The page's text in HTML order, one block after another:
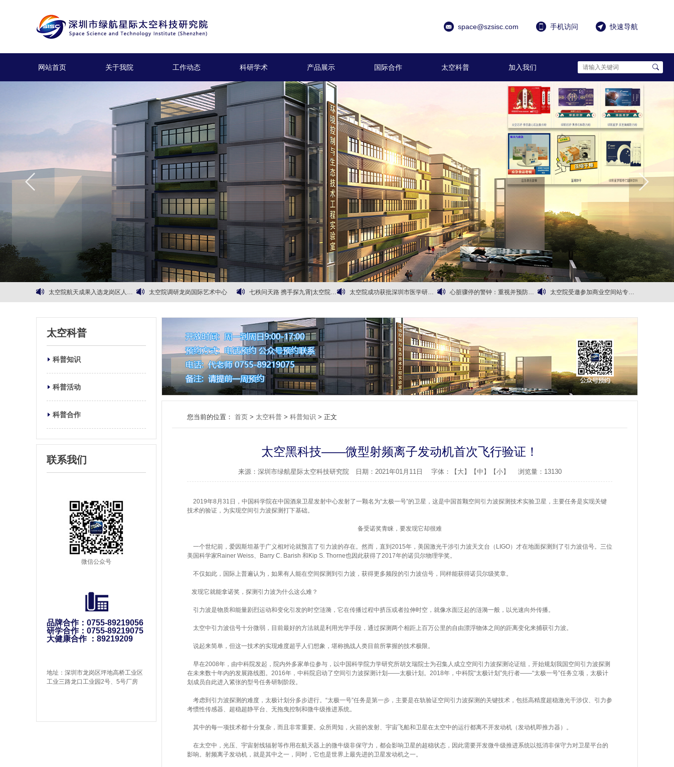
space@szsisc.com 手机访问 快速导航
网站首页 关于我院 工作动态 科研学术 产品展示 国际合作 太空科普 加入我们
太空院航天成果入选龙岗区人民政府智汇展厅 太空院调研龙岗国际艺术中心 七秩问天路 携手探九霄|太空院热烈开展2026年中国航天日主题活动 太空院成功获批深圳市医学研究专项资金依托单位 心脏骤停的警钟：重视并预防心血管健康问题 太空院受邀参加商业空间站专家会议
“绿航星际”太空科普参观活动 航天器环控生保系统漫谈 先进超声技术在极端环境应用高峰论坛专家报告摘录（一） “质”能分析，“谱”写真相 来杯太空精酿？ 我院与深圳市龙岗中心医院签署战略合作框架协议
太空科普
科普知识
科普活动
科普合作
联系我们
微信公众号
品牌合作：0755-89219056
研学合作：0755-89219075
大健康合作 ：89219209
地址：深圳市龙岗区坪地高桥工业区
工业三路龙口工业园2号、5号厂房
您当前的位置： 首页 > 太空科普 > 科普知识 > 正文
太空黑科技——微型射频离子发动机首次飞行验证！
来源：深圳市绿航星际太空科技研究院 日期：2021年01月11日 字体： 【大】 【中】 【小】 浏览量：13130
2019年8月31日，中国科学院在中国酒泉卫星发射中心发射了一颗名为“太极一号”的卫星，这是中国首颗空间引力波探测技术实验卫星，主要任务是实现关键
技术的验证，为实现空间引力波探测打下基础。
备受诺奖青睐，要发现它却很难
一个世纪前，爱因斯坦基于广义相对论就预言了引力波的存在。然而，直到2015年，美国激光干涉引力波天文台（LIGO）才在地面探测到了引力波信号。三位
美国科学家Rainer Weiss、Barry C. Barish 和Kip S. Thorne也因此获得了2017年的诺贝尔物理学奖。
不仅如此，国际上普遍认为，如果有人能在空间探测到引力波，获得更多频段的引力波信号，同样能获得诺贝尔级奖章。
发现它就能拿诺奖，探测引力波为什么这么难？
引力波是物质和能量剧烈运动和变化引发的时空涟漪，它在传播过程中挤压或者拉伸时空，就像水面泛起的涟漪一般，以光速向外传播。
太空中引力波信号十分微弱，目前最好的方法就是利用光学手段，通过探测两个相距上百万公里的自由漂浮物体之间的距离变化来捕获引力波。
说起来简单，但这一技术的实现难度超乎人们想象，堪称挑战人类目前所掌握的技术极限。
早在2008年，由中科院发起，院内外多家单位参与，以中国科学院力学研究所胡文瑞院士为召集人成立空间引力波探测论证组，开始规划我国空间引力波探测
在未来数十年内的发展路线图。2016年，中科院启动了空间引力波探测计划——太极计划。2018年，中科院“太极计划”先行者——“太极一号”任务立项，太极计
划成员自此进入紧张的型号任务研制阶段。
考虑到引力波探测的难度，太极计划分多步进行。“太极一号”任务是第一步，主要是在轨验证空间引力波探测的关键技术，包括高精度超稳激光干涉仪、引力参
考惯性传感器、超稳超静平台、无拖曳控制和微牛级推进系统。
其中的每一项技术都十分复杂，而且非常重要。众所周知，火箭的发射、宇宙飞船和卫星在太空中的运行都离不开发动机（发动机即推力器）。
在太空中，光压、宇宙射线辐射等作用在航天器上的微牛级非保守力，都会影响卫星的超稳状态，因此需要开发微牛级推进系统以抵消非保守力对卫星平台的
影响。射频离子发动机，就是其中之一，同时，它也是世界上最先进的卫星发动机之一。